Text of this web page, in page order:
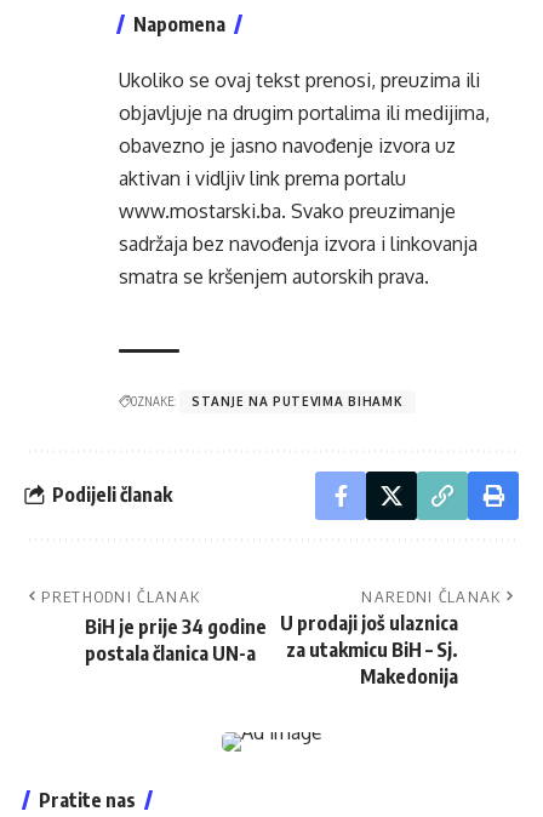
Napomena
Ukoliko se ovaj tekst prenosi, preuzima ili
objavljuje na drugim portalima ili medijima,
obavezno je jasno navođenje izvora uz
aktivan i vidljiv link prema portalu
www.mostarski.ba. Svako preuzimanje
sadržaja bez navođenja izvora i linkovanja
smatra se kršenjem autorskih prava.
OZNAKE: STANJE NA PUTEVIMA BIHAMK
Podijeli članak
PRETHODNI ČLANAK
BiH je prije 34 godine
postala članica UN-a
NAREDNI ČLANAK
U prodaji još ulaznica
za utakmicu BiH – Sj.
Makedonija
Pratite nas